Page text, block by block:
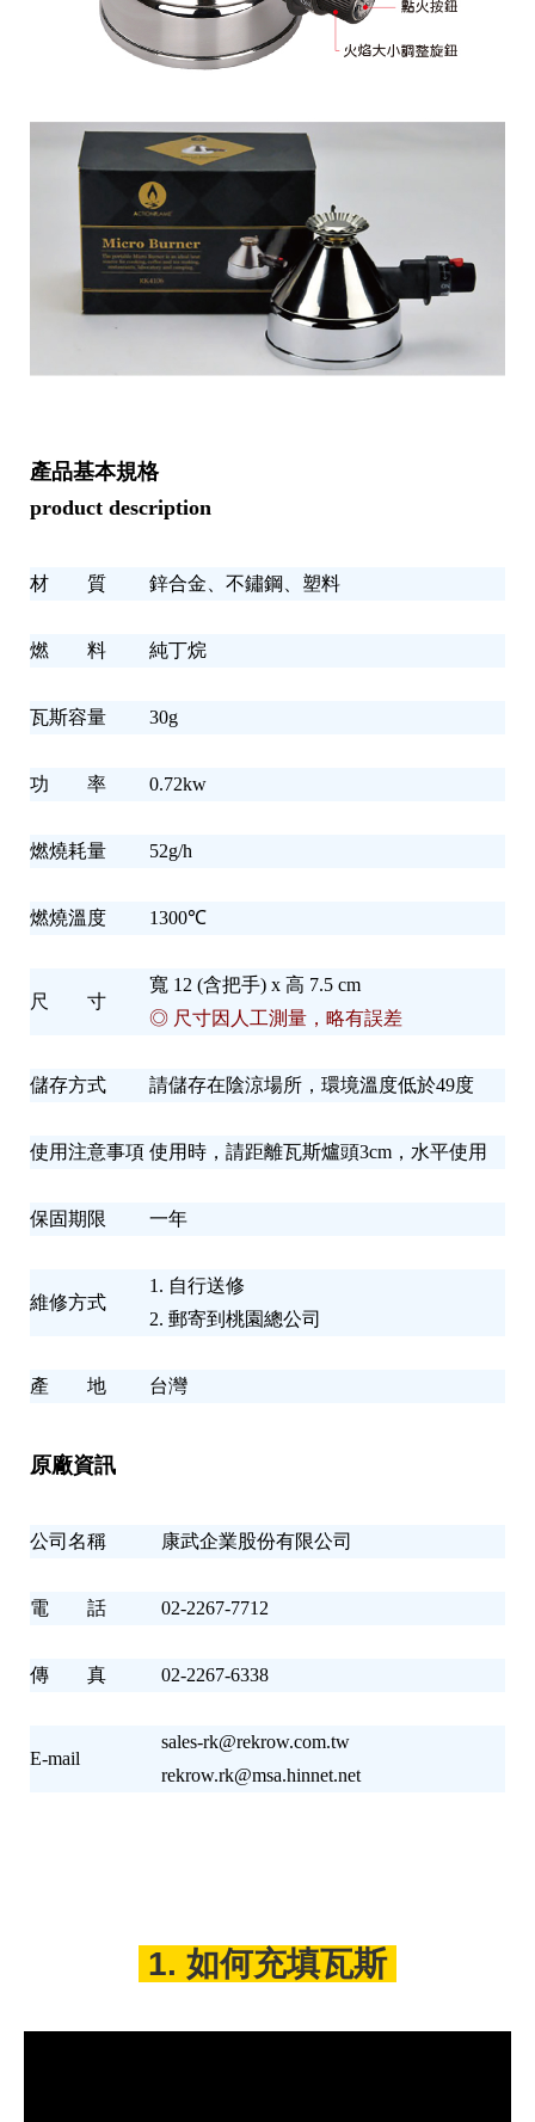
產品基本規格
product description
材 質 鋅合金、不鏽鋼、塑料
燃 料 純丁烷
瓦斯容量 30g
功 率 0.72kw
燃燒耗量 52g/h
燃燒溫度 1300℃
尺 寸
寬 12 (含把手) x 高 7.5 cm
◎ 尺寸因人工測量，略有誤差
儲存方式 請儲存在陰涼場所，環境溫度低於49度
使用注意事項 使用時，請距離瓦斯爐頭3cm，水平使用
保固期限 一年
維修方式
1. 自行送修
2. 郵寄到桃園總公司
產 地 台灣
原廠資訊
公司名稱 康武企業股份有限公司
電 話 02-2267-7712
傳 真 02-2267-6338
E-mail
sales-rk@rekrow.com.tw
rekrow.rk@msa.hinnet.net
1. 如何充填瓦斯